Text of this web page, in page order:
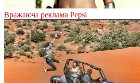
Вражаюча реклама Pepsi